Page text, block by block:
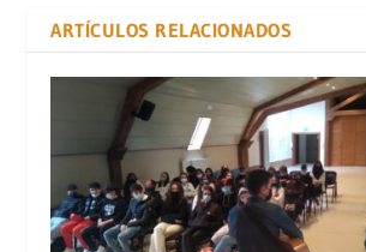
ARTÍCULOS RELACIONADOS